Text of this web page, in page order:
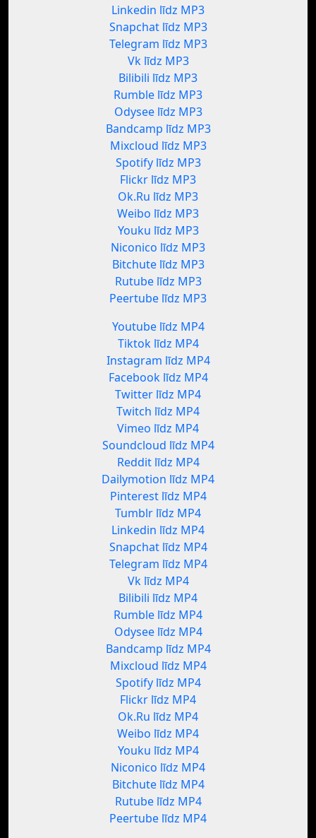
Linkedin līdz MP3
Snapchat līdz MP3
Telegram līdz MP3
Vk līdz MP3
Bilibili līdz MP3
Rumble līdz MP3
Odysee līdz MP3
Bandcamp līdz MP3
Mixcloud līdz MP3
Spotify līdz MP3
Flickr līdz MP3
Ok.Ru līdz MP3
Weibo līdz MP3
Youku līdz MP3
Niconico līdz MP3
Bitchute līdz MP3
Rutube līdz MP3
Peertube līdz MP3
Youtube līdz MP4
Tiktok līdz MP4
Instagram līdz MP4
Facebook līdz MP4
Twitter līdz MP4
Twitch līdz MP4
Vimeo līdz MP4
Soundcloud līdz MP4
Reddit līdz MP4
Dailymotion līdz MP4
Pinterest līdz MP4
Tumblr līdz MP4
Linkedin līdz MP4
Snapchat līdz MP4
Telegram līdz MP4
Vk līdz MP4
Bilibili līdz MP4
Rumble līdz MP4
Odysee līdz MP4
Bandcamp līdz MP4
Mixcloud līdz MP4
Spotify līdz MP4
Flickr līdz MP4
Ok.Ru līdz MP4
Weibo līdz MP4
Youku līdz MP4
Niconico līdz MP4
Bitchute līdz MP4
Rutube līdz MP4
Peertube līdz MP4